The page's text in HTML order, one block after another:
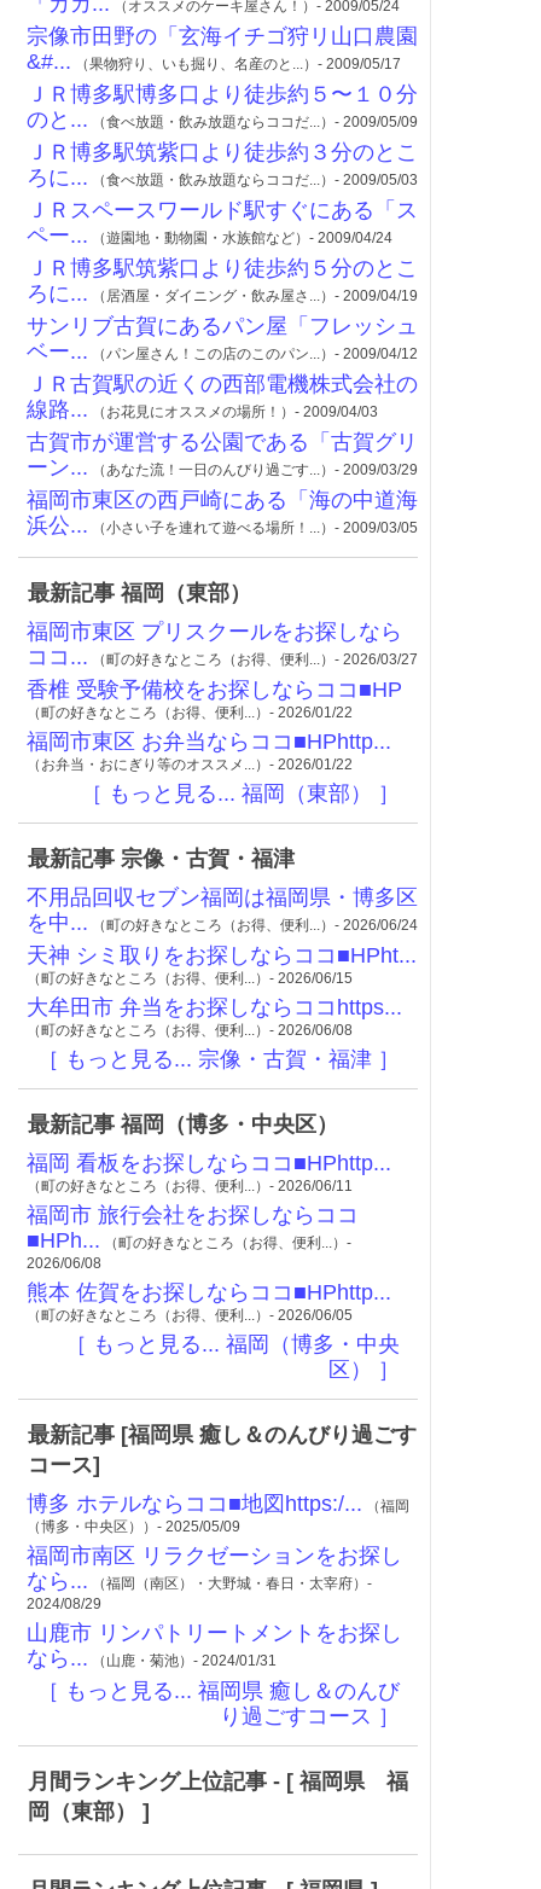
（オススメのケーキ屋さん！）- 2009/05/24
宗像市田野の「玄海イチゴ狩リ山口農園
&#... （果物狩り、いも掘り、名産のと...）- 2009/05/17
ＪＲ博多駅博多口より徒歩約５〜１０分
のと... （食べ放題・飲み放題ならココだ...）- 2009/05/09
ＪＲ博多駅筑紫口より徒歩約３分のとこ
ろに... （食べ放題・飲み放題ならココだ...）- 2009/05/03
ＪＲスペースワールド駅すぐにある「ス
ペー... （遊園地・動物園・水族館など）- 2009/04/24
ＪＲ博多駅筑紫口より徒歩約５分のとこ
ろに... （居酒屋・ダイニング・飲み屋さ...）- 2009/04/19
サンリブ古賀にあるパン屋「フレッシュ
ベー... （パン屋さん！この店のこのパン...）- 2009/04/12
ＪＲ古賀駅の近くの西部電機株式会社の
線路... （お花見にオススメの場所！）- 2009/04/03
古賀市が運営する公園である「古賀グリ
ーン... （あなた流！一日のんびり過ごす...）- 2009/03/29
福岡市東区の西戸崎にある「海の中道海
浜公... （小さい子を連れて遊べる場所！...）- 2009/03/05
最新記事 福岡（東部）
福岡市東区 プリスクールをお探しなら
ココ... （町の好きなところ（お得、便利...）- 2026/03/27
香椎 受験予備校をお探しならココ■HP
（町の好きなところ（お得、便利...）- 2026/01/22
福岡市東区 お弁当ならココ■HPhttp...
（お弁当・おにぎり等のオススメ...）- 2026/01/22
［ もっと見る... 福岡（東部） ］
最新記事 宗像・古賀・福津
不用品回収セブン福岡は福岡県・博多区
を中... （町の好きなところ（お得、便利...）- 2026/06/24
天神 シミ取りをお探しならココ■HPht...
（町の好きなところ（お得、便利...）- 2026/06/15
大牟田市 弁当をお探しならココhttps...
（町の好きなところ（お得、便利...）- 2026/06/08
［ もっと見る... 宗像・古賀・福津 ］
最新記事 福岡（博多・中央区）
福岡 看板をお探しならココ■HPhttp...
（町の好きなところ（お得、便利...）- 2026/06/11
福岡市 旅行会社をお探しならココ
■HPh... （町の好きなところ（お得、便利...）-
2026/06/08
熊本 佐賀をお探しならココ■HPhttp...
（町の好きなところ（お得、便利...）- 2026/06/05
［ もっと見る... 福岡（博多・中央
区） ］
最新記事 [福岡県 癒し＆のんびり過ごす
コース]
博多 ホテルならココ■地図https:/... （福岡
（博多・中央区））- 2025/05/09
福岡市南区 リラクゼーションをお探し
なら... （福岡（南区）・大野城・春日・太宰府）-
2024/08/29
山鹿市 リンパトリートメントをお探し
なら... （山鹿・菊池）- 2024/01/31
［ もっと見る... 福岡県 癒し＆のんび
り過ごすコース ］
月間ランキング上位記事 - [ 福岡県 福
岡（東部） ]